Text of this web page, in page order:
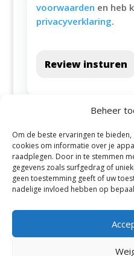
Beheer
Om de beste ervaringen te
cookies om informatie over je
raadplegen. Door in te stemmen
gegevens zoals surfgedrag of
geen toestemming geeft of uw
nadelige invloed hebben op
voorwaarden en heb
privacyverklaring.
Review insturen
Alle steden